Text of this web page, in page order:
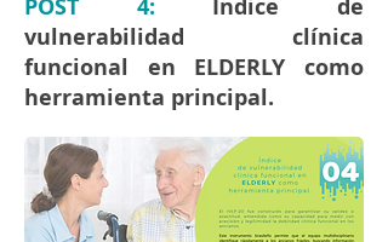
POST 4:
Índice de
vulnerabilidad clínica
funcional en ELDERLY como
herramienta principal.